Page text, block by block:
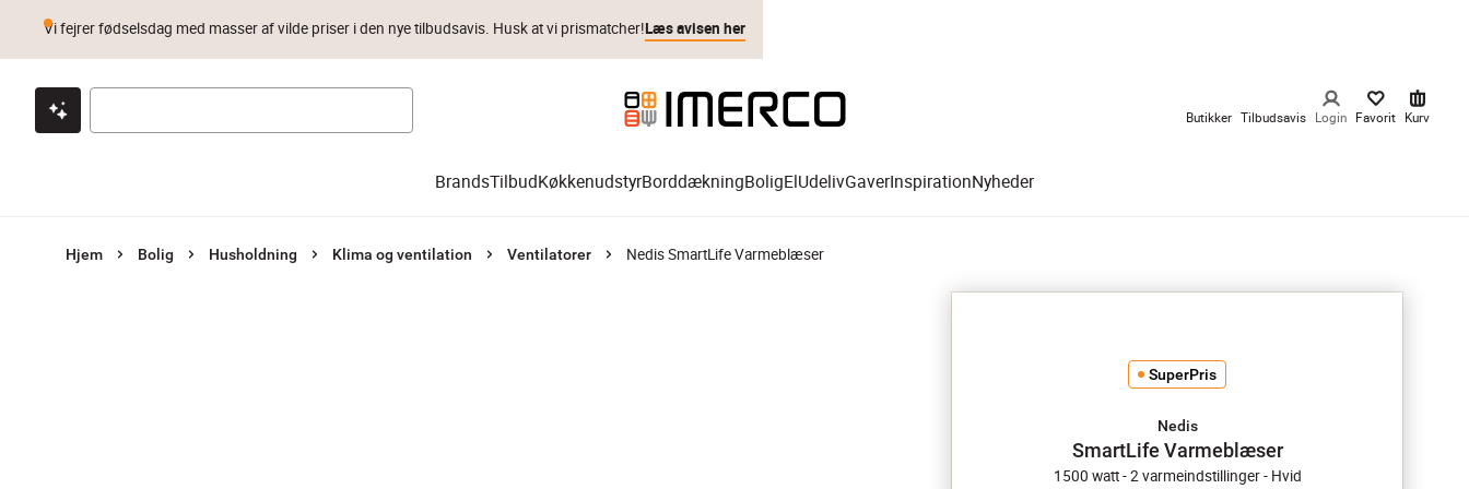
Klik & hent Byt i 1 år Prismatch
Vi fejrer fødselsdag med masser af vilde priser i den nye tilbudsavis. Husk at vi prismatcher!Læs avisen her
Butikker Tilbudsavis Login Favorit Kurv
BrandsTilbudKøkkenudstyrBorddækningBoligElUdelivGaverInspirationNyheder
Hjem Bolig Husholdning Klima og ventilation Ventilatorer Nedis SmartLife Varmeblæser
SuperPris
Nedis
SmartLife Varmeblæser
1500 watt - 2 varmeindstillinger - Hvid